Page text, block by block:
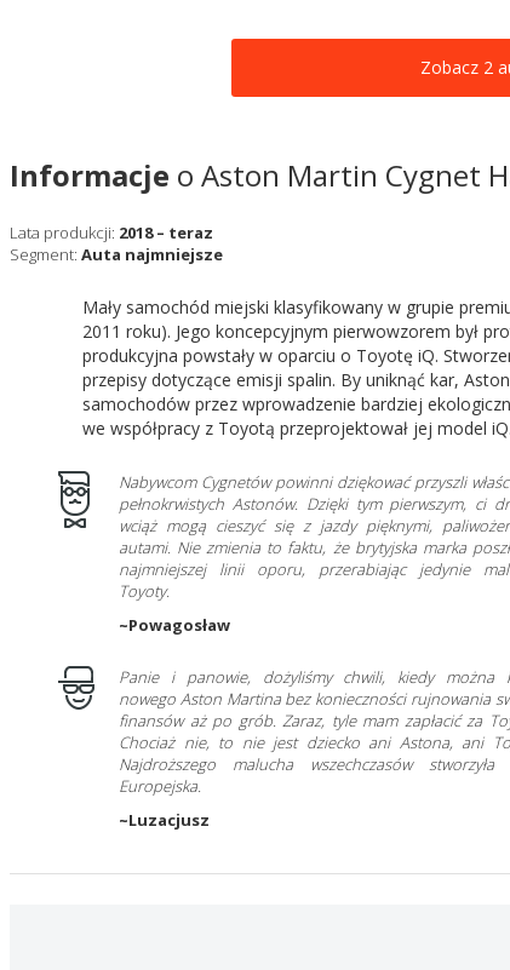
Zobacz 2
Informacje o Aston Martin Cygnet
Lata produkcji: 2018 – teraz
Segment: Auta najmniejsze
Mały samochód miejski klasyfikowany w grupie
2011 roku). Jego koncepcyjnym pierwowzorem był
produkcyjna powstały w oparciu o Toyotę iQ.
przepisy dotyczące emisji spalin. By uniknąć kar,
samochodów przez wprowadzenie bardziej
we współpracy z Toyotą przeprojektował jej model iQ.
Nabywcom Cygnetów powinni dziękować przyszli
pełnokrwistych Astonów. Dzięki tym pierwszym, ci
wciąż mogą cieszyć się z jazdy pięknymi,
autami. Nie zmienia to faktu, że brytyjska marka
najmniejszej linii oporu, przerabiając jedynie
Toyoty.
~Powagosław
Panie i panowie, dożyliśmy chwili, kiedy można
nowego Aston Martina bez konieczności rujnowania
finansów aż po grób. Zaraz, tyle mam zapłacić za
Chociaż nie, to nie jest dziecko ani Astona, ani
Najdroższego malucha wszechczasów stworzyła
Europejska.
~Luzacjusz